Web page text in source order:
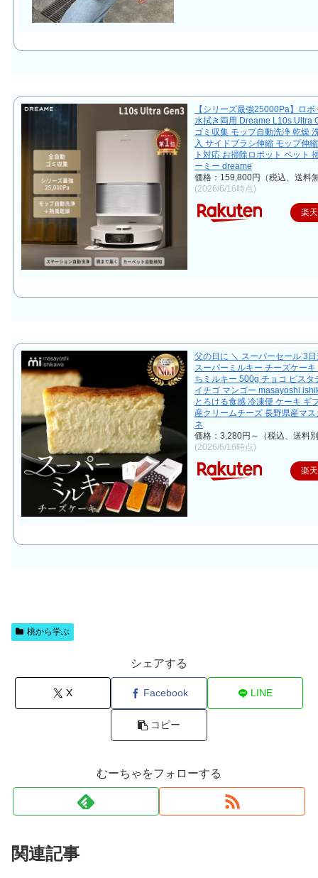
【シリーズ最強25000Pa】ロ
水拭き両用 Dreame L10s Ultra
ゴミ収集 モップ自動洗浄 乾燥
入 サイドブラシ伸縮 モップ伸
ト対応 お掃除ロボット ペット
ーミー dreame
価格：159,800円（税込、送料
(2026/6/16時点)
楽
父の日に ＼ スーパーセール 3
スーパーミルキー チーズケー
ちミルキー 500g チョコ ピスタ
イチゴ マンゴー masayoshi
とろける食感 冷凍便 ケーキ ギ
産クリームチーズ 長野県産マ
ネ
価格：3,280円～（税込、送料
(2026/6/16時点)
楽
桃から学ぶ
シェアする
X Facebook LINE
コピー
むーちゃをフォローする
関連記事